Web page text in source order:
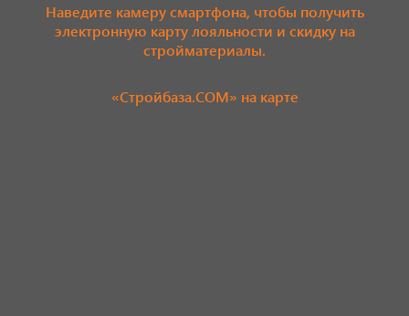
Наведите камеру смартфона, чтобы получить
электронную карту лояльности и скидку на
стройматериалы.
«Стройбаза.COM» на карте